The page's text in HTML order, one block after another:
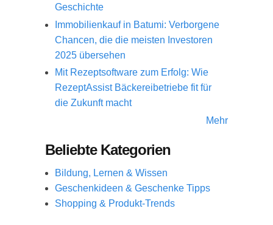
Geschichte
Immobilienkauf in Batumi: Verborgene
Chancen, die die meisten Investoren
2025 übersehen
Mit Rezeptsoftware zum Erfolg: Wie
RezeptAssist Bäckereibetriebe fit für
die Zukunft macht
Mehr
Beliebte Kategorien
Bildung, Lernen & Wissen
Geschenkideen & Geschenke Tipps
Shopping & Produkt-Trends